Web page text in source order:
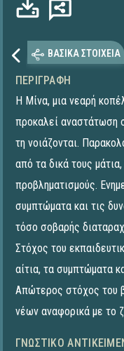
ΒΑΣΙΚΑ ΣΤΟΙΧΕΙΑ
ΠΕΡΙΓΡΑΦΉ
Η Μίνα, μια νεαρή
προκαλεί αναστάτωση
τη νοιάζονται.
από τα δικά τους
προβληματισμούς.
συμπτώματα και τις
τόσο σοβαρής
Στόχος του
αίτια, τα συμπτώματα
Απώτερος στόχος του
νέων αναφορικά με το
ΓΝΩΣΤΙΚΌ